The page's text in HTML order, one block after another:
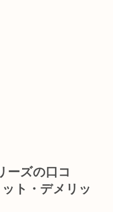
ーズの口コ
ト・デメリッ